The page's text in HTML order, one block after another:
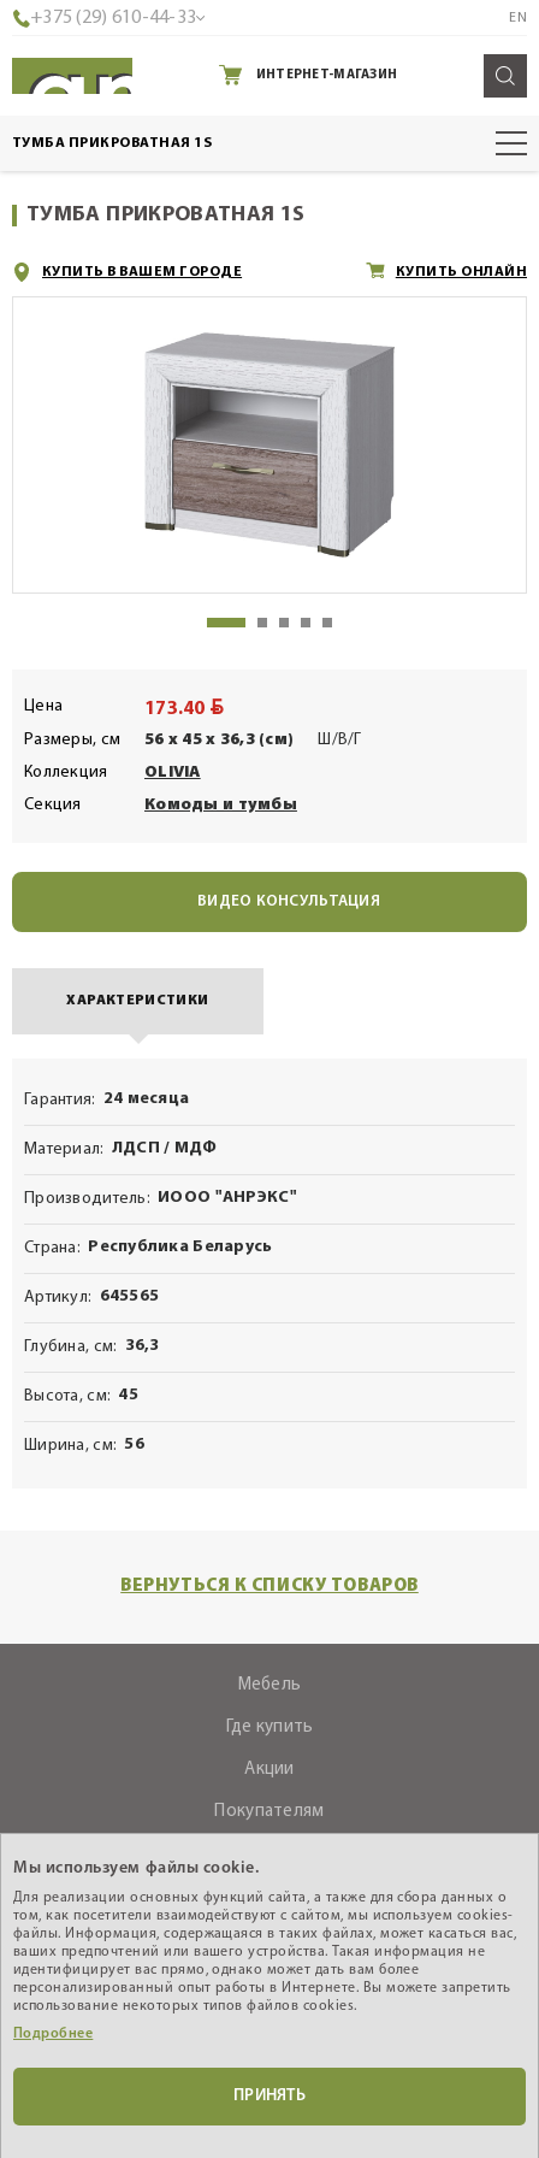
+375 (29) 610-44-33 EN
ИНТЕРНЕТ-МАГАЗИН
ТУМБА ПРИКРОВАТНАЯ 1S
ТУМБА ПРИКРОВАТНАЯ 1S
КУПИТЬ В ВАШЕМ ГОРОДЕ КУПИТЬ ОНЛАЙН
Цена 173.40 BYN
Размеры, см 56 x 45 x 36,3 (см)
Ш/В/Г
Коллекция
OLIVIA
Секция
Комоды и тумбы
ВИДЕО КОНСУЛЬТАЦИЯ
ХАРАКТЕРИСТИКИ
Гарантия 24 месяца
Материал ЛДСП / МДФ
Производитель ИООО "АНРЭКС"
Страна Республика Беларусь
Артикул 645565
Глубина, см 36,3
Высота, см 45
Ширина, см 56
ВЕРНУТЬСЯ К СПИСКУ ТОВАРОВ
Мебель
Где купить
Акции
Покупателям
Контакты
+375 (29) 610-44-33
Интернет - магазин
Мы используем файлы cookie.
Для реализации основных функций сайта, а также для сбора данных о
том, как посетители взаимодействуют с сайтом, мы используем cookies-
файлы. Информация, содержащаяся в таких файлах, может касаться вас,
ваших предпочтений или вашего устройства. Такая информация не
идентифицирует вас прямо, однако может дать вам более
персонализированный опыт работы в Интернете. Вы можете запретить
использование некоторых типов файлов cookies.
Подробнее
ПРИНЯТЬ